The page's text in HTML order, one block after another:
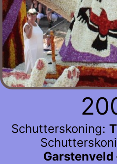
Schutterskoning:
Garstenveld